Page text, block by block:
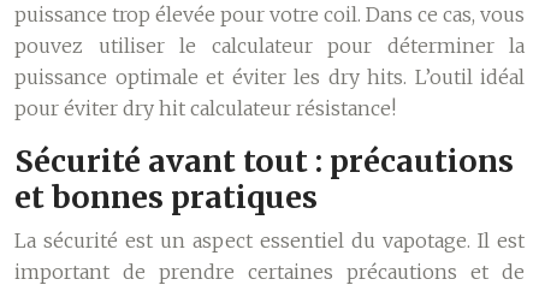
puissance trop élevée pour votre coil. Dans ce cas, vous
pouvez utiliser le calculateur pour déterminer la
puissance optimale et éviter les dry hits. L’outil idéal
pour éviter dry hit calculateur résistance!
Sécurité avant tout : précautions
et bonnes pratiques
La sécurité est un aspect essentiel du vapotage. Il est
important de prendre certaines précautions et de